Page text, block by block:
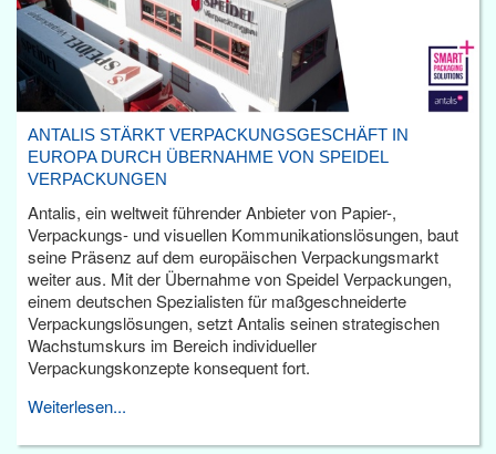
ANTALIS STÄRKT VERPACKUNGSGESCHÄFT IN
EUROPA DURCH ÜBERNAHME VON SPEIDEL
VERPACKUNGEN
Antalis, ein weltweit führender Anbieter von Papier-,
Verpackungs- und visuellen Kommunikationslösungen, baut
seine Präsenz auf dem europäischen Verpackungsmarkt
weiter aus. Mit der Übernahme von Speidel Verpackungen,
einem deutschen Spezialisten für maßgeschneiderte
Verpackungslösungen, setzt Antalis seinen strategischen
Wachstumskurs im Bereich individueller
Verpackungskonzepte konsequent fort.
Weiterlesen...